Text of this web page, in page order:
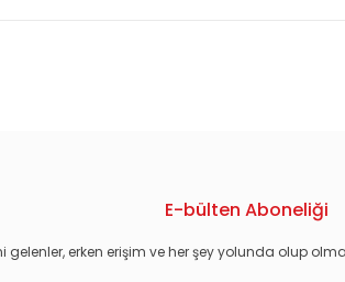
E-bülten Aboneliği
gelenler, erken erişim ve her şey yolunda olup